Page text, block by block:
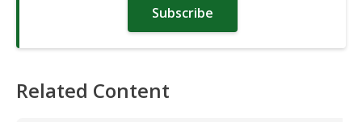
Subscribe
Related Content